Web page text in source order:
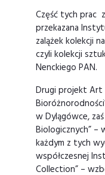
Część tych prac
przekazana
zalążek kolekcji
czyli kolekcji
Nenckiego PAN.
Drugi projekt Art
w Dylągówce,
Biologicznych” –
każdym z tych
współczesnej
Collection” –